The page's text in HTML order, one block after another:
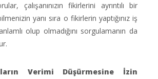
çalışanınızın fikirlerini ayrıntılı bir
yanı sıra o fikirlerin yaptığınız iş
olup olmadığını sorgulamanın da
Verimi Düşürmesine İzin